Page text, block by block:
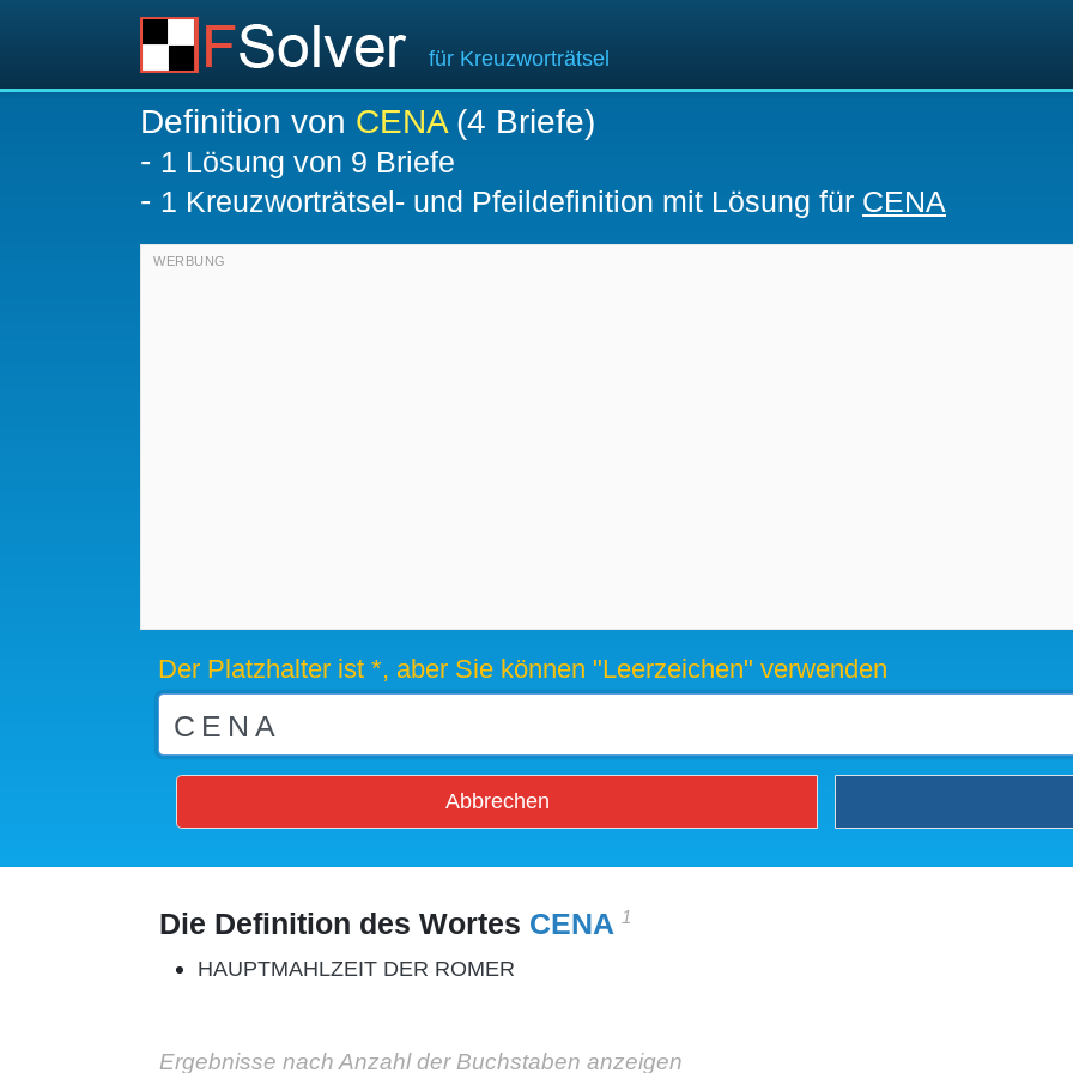
für Kreuzworträtsel
Definition von CENA(4 Briefe)
- 1 Lösung von 9 Briefe
- 1 Kreuzworträtsel- und Pfeildefinition mit Lösung für CENA
Der Platzhalter ist *, aber Sie können "Leerzeichen" verwenden
Abbrechen
Die Definition des Wortes CENA 1
HAUPTMAHLZEIT DER ROMER
Ergebnisse nach Anzahl der Buchstaben anzeigen